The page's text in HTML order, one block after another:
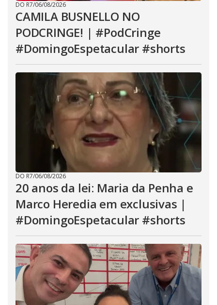
DO R7/06/08/2026
CAMILA BUSNELLO NO
PODCRINGE! | #PodCringe
#DomingoEspetacular #shorts
DO R7/06/08/2026
20 anos da lei: Maria da Penha e
Marco Heredia em exclusivas |
#DomingoEspetacular #shorts